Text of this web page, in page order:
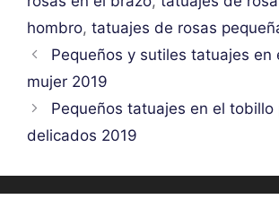
hombro, tatuajes de rosas
Pequeños y sutiles tatuajes en
mujer 2019
Pequeños tatuajes en el tobillo
delicados 2019